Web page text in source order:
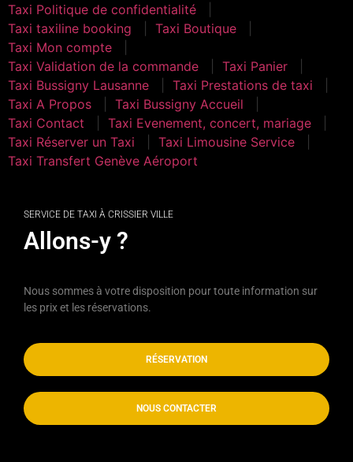
Taxi Politique de confidentialité
Taxi taxiline booking
Taxi Boutique
Taxi Mon compte
Taxi Validation de la commande
Taxi Panier
Taxi Bussigny Lausanne
Taxi Prestations de taxi
Taxi A Propos
Taxi Bussigny Accueil
Taxi Contact
Taxi Evenement, concert, mariage
Taxi Réserver un Taxi
Taxi Limousine Service
Taxi Transfert Genève Aéroport
SERVICE DE TAXI À CRISSIER VILLE
Allons-y ?
Nous sommes à votre disposition pour toute information sur
les prix et les réservations.
RÉSERVATION
NOUS CONTACTER